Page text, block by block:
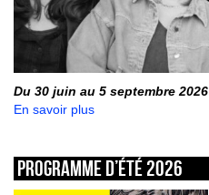
Du 30 juin au 5 septembre 2026
En savoir plus
Programme d’été 2026